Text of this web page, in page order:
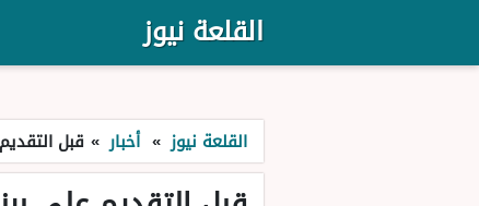
القلعة نيوز
القلعة نيوز » أخبار » قبل